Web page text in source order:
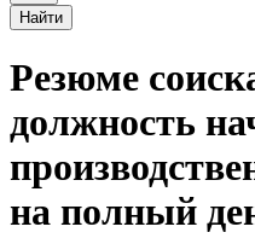
Найти
Резюме
должность
на полный